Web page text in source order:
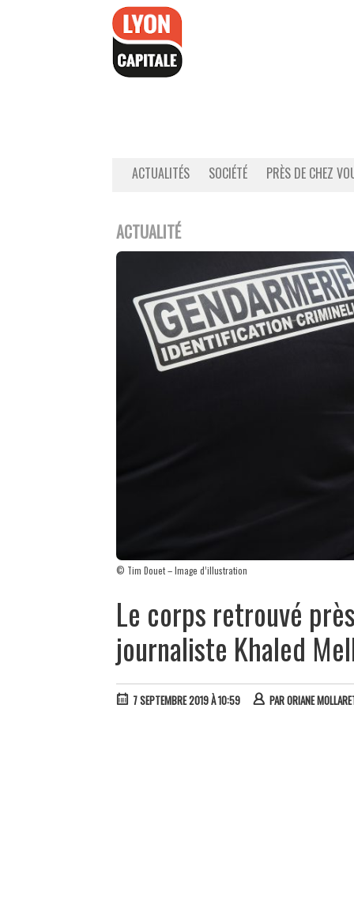
ACTUALITÉS SOCIÉTÉ PRÈS DE CHEZ
ACTUALITÉ
© Tim Douet – Image d’illustration
Le corps retrouvé
journaliste Khaled
7 SEPTEMBRE 2019 À 10:59 PARORIANE